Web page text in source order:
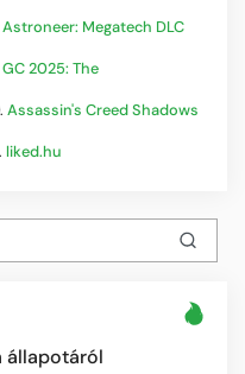
Astroneer: Megatech DLC
GC 2025: The
Assassin's Creed Shadows
liked.hu
állapotáról